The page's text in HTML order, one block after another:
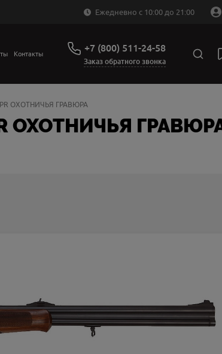
Ежедневно с 10:00 до 21:00
Контакты +7 (800) 511-24-58
Заказ обратного звонка
ОХОТНИЧЬЯ ГРАВЮРА
ОХОТНИЧЬЯ